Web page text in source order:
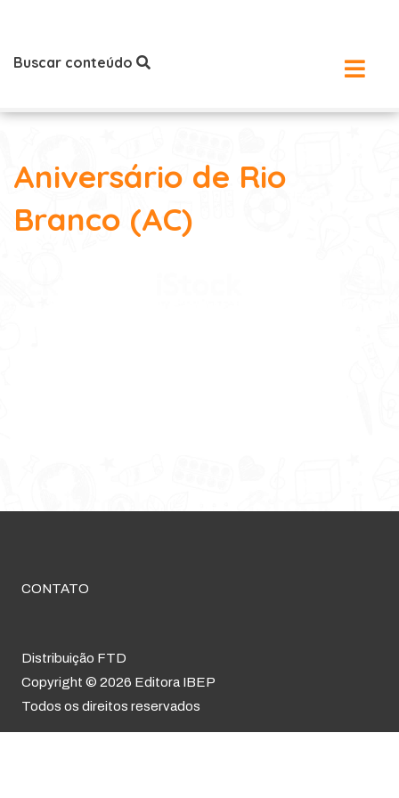
Buscar conteúdo
Aniversário de Rio
Branco (AC)
CONTATO
Distribuição FTD
Copyright © 2026 Editora IBEP
Todos os direitos reservados